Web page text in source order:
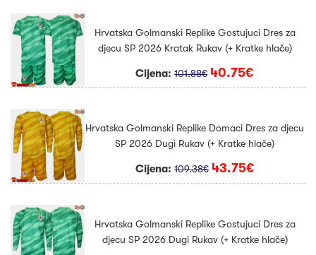
Hrvatska Golmanski Replike Gostujuci Dres za
djecu SP 2026 Kratak Rukav (+ Kratke hlače)
Cijena:101.88€ 40.75€
Hrvatska Golmanski Replike Domaci Dres za djecu
SP 2026 Dugi Rukav (+ Kratke hlače)
Cijena:109.38€ 43.75€
Hrvatska Golmanski Replike Gostujuci Dres za
djecu SP 2026 Dugi Rukav (+ Kratke hlače)